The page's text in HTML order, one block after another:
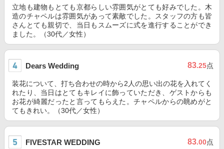
立地も建物もとても京都らしい雰囲気がとても好みでした。木
造のチャペルは雰囲気があって素敵でした。スタッフの方も皆
さんとても親切で、当日もスムーズに式を進行することができ
ました。（30代／女性）
Dears Wedding 83.25点
装花について、打ち合わせの時から2人の思い出の花を入れてく
れたり、当日はとてもキレイに飾っていただき、ゲストからも
お花が綺麗だったと言ってもらえた。チャペルからの眺めがと
てもきれい。（30代／女性）
FIVESTAR WEDDING 83.00点